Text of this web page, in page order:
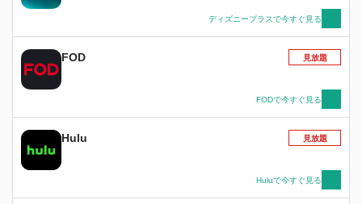
ディズニープラスで今すぐ見る
FOD 見放題
FODで今すぐ見る
Hulu 見放題
Huluで今すぐ見る